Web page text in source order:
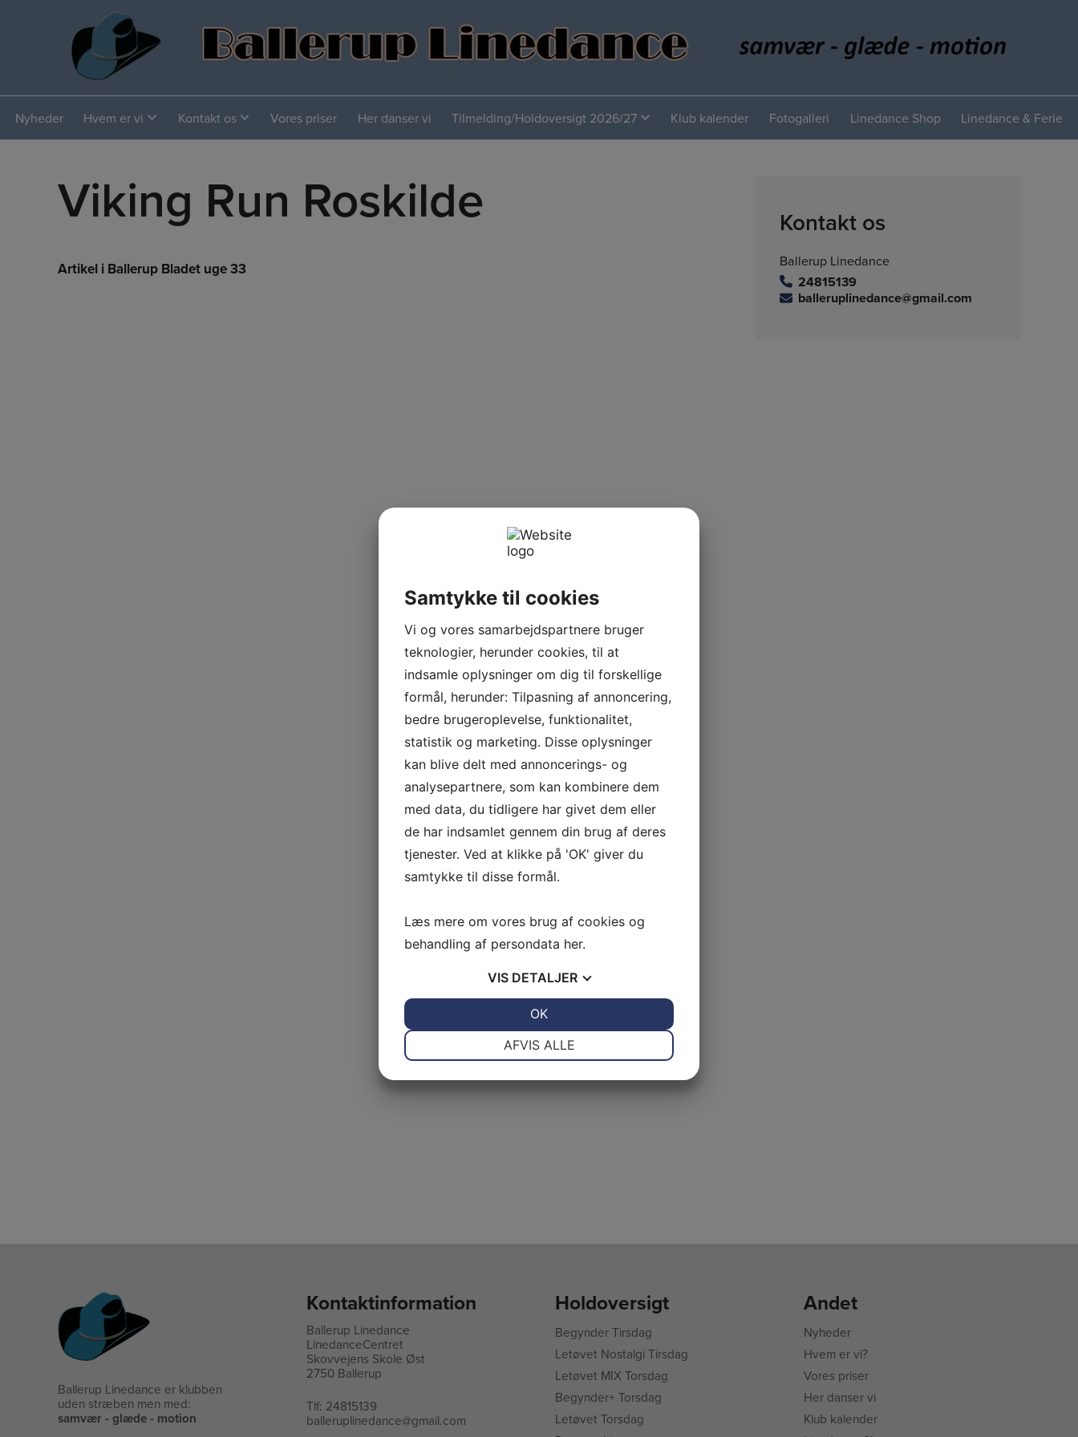
Nyheder Hvem er vi Kontakt os Vores priser Her danser vi Tilmelding/Holdoversigt 2026/27 Klub kalender Fotogalleri Linedance Shop Linedance & Ferie
Viking Run Roskilde
Artikel i Ballerup Bladet uge 33
Kontakt os
Ballerup Linedance
24815139
balleruplinedance@gmail.com
Ballerup Linedance er klubben
uden stræben men med:
samvær - glæde - motion
Kontaktinformation
Ballerup Linedance
LinedanceCentret
Skovvejens Skole Øst
2750 Ballerup
Tlf: 24815139
balleruplinedance@gmail.com
Holdoversigt
Begynder Tirsdag
Letøvet Nostalgi Tirsdag
Letøvet MIX Torsdag
Begynder+ Torsdag
Letøvet Torsdag
Andet
Nyheder
Hvem er vi?
Vores priser
Her danser vi
Klub kalender
Samtykke til cookies
Vi og vores samarbejdspartnere bruger
teknologier, herunder cookies, til at
indsamle oplysninger om dig til forskellige
formål, herunder: Tilpasning af annoncering,
bedre brugeroplevelse, funktionalitet,
statistik og marketing. Disse oplysninger
kan blive delt med annoncerings- og
analysepartnere, som kan kombinere dem
med data, du tidligere har givet dem eller
de har indsamlet gennem din brug af deres
tjenester. Ved at klikke på 'OK' giver du
samtykke til disse formål.
Læs mere om vores brug af cookies og
behandling af persondata her.
VIS DETALJER
AFVIS ALLE
OK